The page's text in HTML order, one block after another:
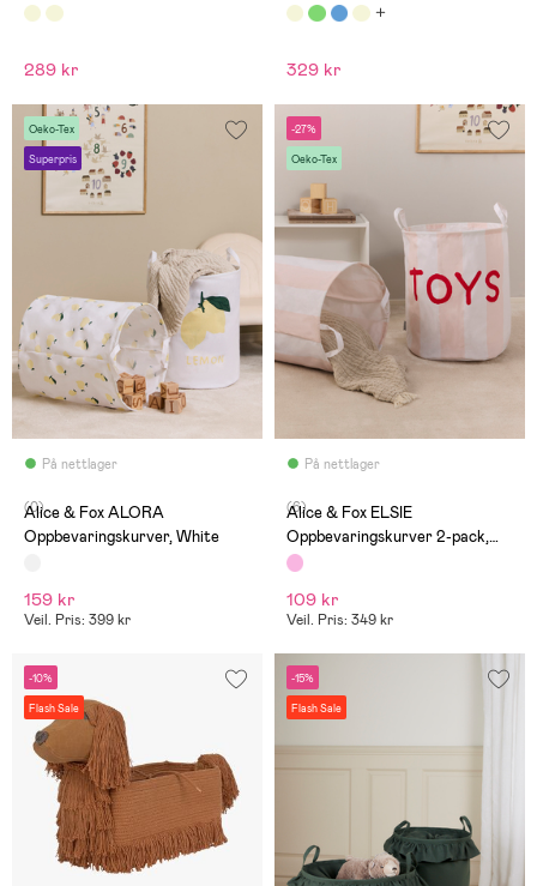
289 kr 329 kr
Oeko-Tex
Superpris
På nettlager
(0)
Alice & Fox ALORA
Oppbevaringskurver, White
159 kr
Veil. Pris: 399 kr
-27%
Oeko-Tex
På nettlager
(6)
Alice & Fox ELSIE
Oppbevaringskurver 2-pack,
Rosa
109 kr
Veil. Pris: 349 kr
-10%
Flash Sale
-15%
Flash Sale